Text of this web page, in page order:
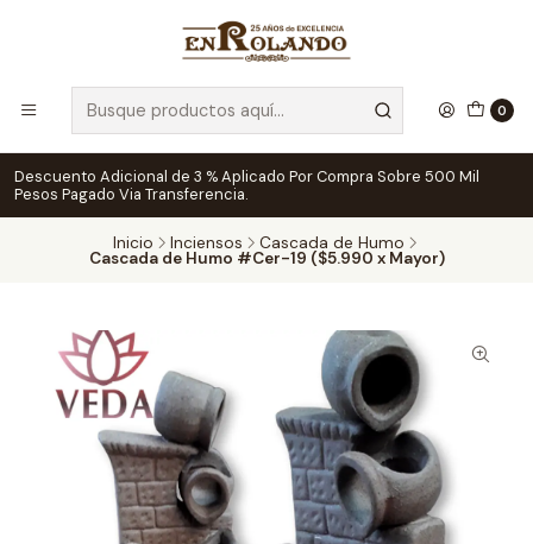
0
Descuento Adicional de 3 % Aplicado Por Compra Sobre 500 Mil
Pesos Pagado Via Transferencia.
Inicio Inciensos Cascada de Humo
Cascada de Humo #Cer-19 ($5.990 x Mayor)